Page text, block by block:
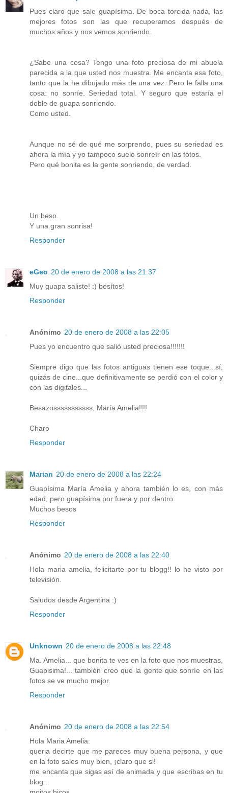
Pues claro que sale guapísima. De boca torcida nada, las
mejores fotos son las que recuperamos después de
muchos años y nos vemos sonriendo.
¿Sabe una cosa? Tengo una foto preciosa de mi abuela
parecida a la que usted nos muestra. Me encanta esa foto,
tanto que la he dibujado más de una vez. Pero le falla una
cosa: no sonríe. Seriedad total. Y seguro que estaría el
doble de guapa sonriendo.
Como usted.
Aunque no sé de qué me sorprendo, pues su seriedad es
ahora la mía y yo tampoco suelo sonreír en las fotos.
Pero qué bonita es la gente sonriendo, de verdad.
Un beso.
Y una gran sonrisa!
Responder
eGeo 20 de enero de 2008 a las 21:37
Muy guapa saliste! :) besítos!
Responder
Anónimo 20 de enero de 2008 a las 22:05
Pues yo encuentro que salió usted preciosa!!!!!!!
Siempre digo que las fotos antiguas tienen ese toque...sí,
quizás de cine...que definitivamente se perdió con el color y
con las digitales...
Besazosssssssssss, María Amelia!!!!
Charo
Responder
Marian 20 de enero de 2008 a las 22:24
Guapísima María Amelia y ahora también lo es, con más
edad, pero guapísima por fuera y por dentro.
Muchos besos
Responder
Anónimo 20 de enero de 2008 a las 22:40
Hola maria amelia, felicitarte por tu blogg!! lo he visto por
televisión.
Saludos desde Argentina :)
Responder
Unknown 20 de enero de 2008 a las 22:48
Ma. Amelia... que bonita te ves en la foto que nos muestras,
Guapisima!... también creo que la gente que sonríe en las
fotos se ve mucho mejor.
Responder
Anónimo 20 de enero de 2008 a las 22:54
Hola Maria Amelia:
queria decirte que me pareces muy buena persona, y que
en la foto sales muy bien, ¡claro que si!
me encanta que sigas así de animada y que escribas en tu
blog...